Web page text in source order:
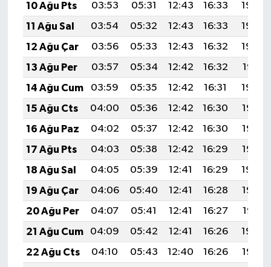
10 Ağu Pts
03:53 05:31 12:43 16:33
19:45
11 Ağu Sal
03:54 05:32 12:43 16:33
19:43
12 Ağu Çar
03:56 05:33 12:43 16:32
19:42
13 Ağu Per
03:57 05:34 12:42 16:32
19:41
14 Ağu Cum
03:59 05:35 12:42 16:31
19:39
15 Ağu Cts
04:00 05:36 12:42 16:30
19:38
16 Ağu Paz
04:02 05:37 12:42 16:30
19:37
17 Ağu Pts
04:03 05:38 12:42 16:29
19:35
18 Ağu Sal
04:05 05:39 12:41 16:29
19:34
19 Ağu Çar
04:06 05:40 12:41 16:28
19:32
20 Ağu Per
04:07 05:41 12:41 16:27
19:31
21 Ağu Cum
04:09 05:42 12:41 16:26
19:30
22 Ağu Cts
04:10 05:43 12:40 16:26
19:28